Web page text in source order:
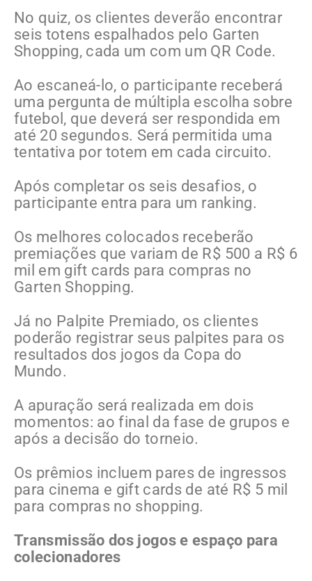
No quiz, os clientes deverão encontrar
seis totens espalhados pelo Garten
Shopping, cada um com um QR Code.
Ao escaneá-lo, o participante receberá
uma pergunta de múltipla escolha sobre
futebol, que deverá ser respondida em
até 20 segundos. Será permitida uma
tentativa por totem em cada circuito.
Após completar os seis desafios, o
participante entra para um ranking.
Os melhores colocados receberão
premiações que variam de R$ 500 a R$ 6
mil em gift cards para compras no
Garten Shopping.
Já no Palpite Premiado, os clientes
poderão registrar seus palpites para os
resultados dos jogos da Copa do
Mundo.
A apuração será realizada em dois
momentos: ao final da fase de grupos e
após a decisão do torneio.
Os prêmios incluem pares de ingressos
para cinema e gift cards de até R$ 5 mil
para compras no shopping.
Transmissão dos jogos e espaço para
colecionadores